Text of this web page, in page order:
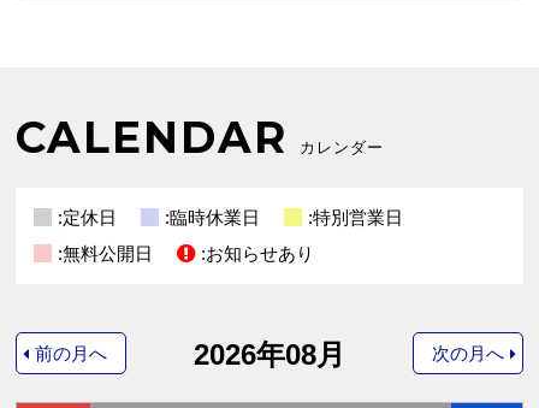
CALENDAR カレンダー
:定休日 :臨時休業日
:特別営業日
:無料公開日
:お知らせあり
前の月へ 2026年08月 次の月へ